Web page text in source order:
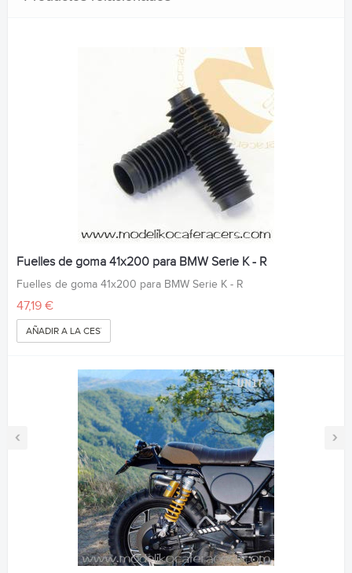
‹ ›
Fuelles de goma 41x200 para BMW Serie K - R
Fuelles de goma 41x200 para BMW Serie K - R
47,19 €
AÑADIR A LA CESTA